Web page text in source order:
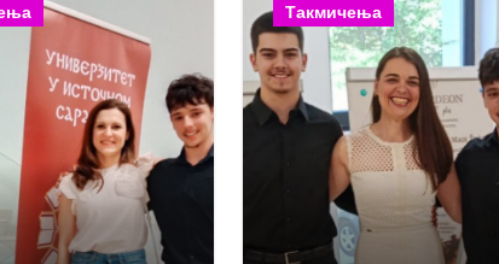
Такмичења